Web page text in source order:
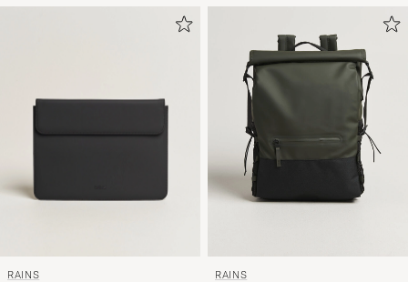
RAINS RAINS